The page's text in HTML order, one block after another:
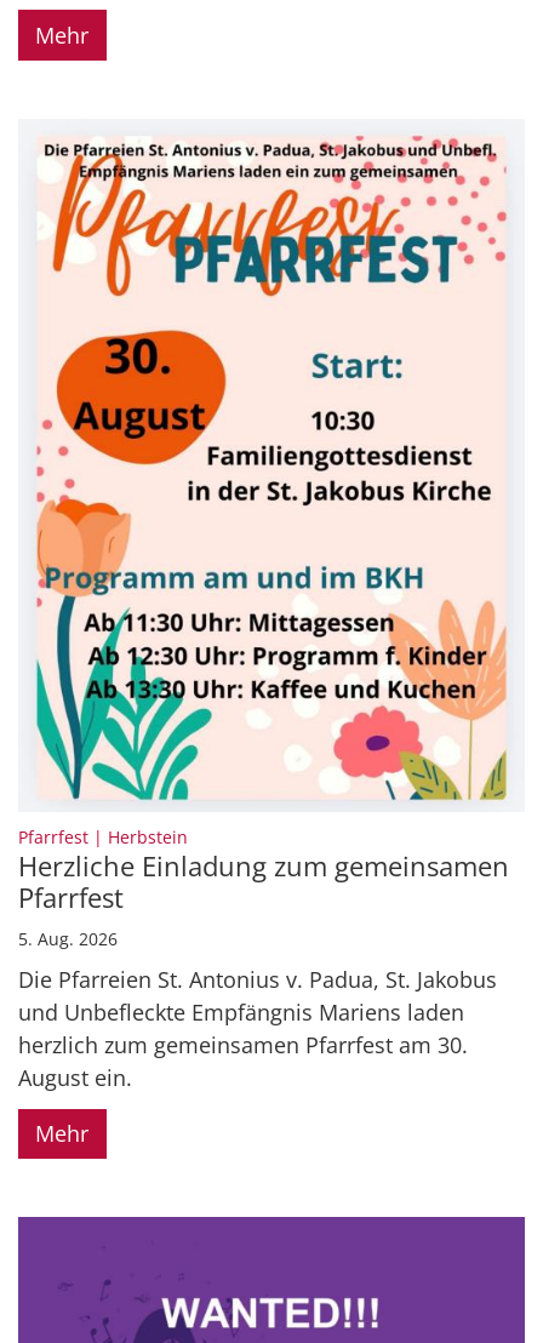
Mehr
Pfarrfest | Herbstein
Herzliche Einladung zum gemeinsamen
Pfarrfest
5. Aug. 2026
Die Pfarreien St. Antonius v. Padua, St. Jakobus
und Unbefleckte Empfängnis Mariens laden
herzlich zum gemeinsamen Pfarrfest am 30.
August ein.
Mehr